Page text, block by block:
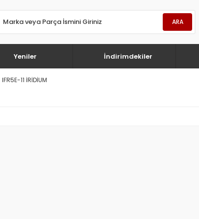
ARA
Yeniler İndirimdekiler
IFR5E-11 İRİDİUM